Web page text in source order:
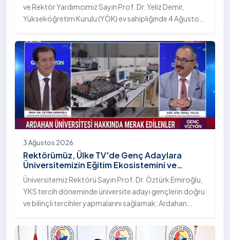
ve Rektör Yardımcımız Sayın Prof. Dr. Yeliz Demir,
Yükseköğretim Kurulu (YÖK) ev sahipliğinde 4 Ağustos
Bilim Diplomasisi: Akademi Lansmanı” programına
katıldı.
3 Ağustos 2026
Rektörümüz, Ülke TV'de Genç Adaylara
Üniversitemizin Eğitim Ekosistemini ve
Sunduğu Nitelikli İmkânları Anlattı
Üniversitemiz Rektörü Sayın Prof. Dr. Öztürk Emiroğlu,
YKS tercih döneminde üniversite adayı gençlerin doğru
ve bilinçli tercihler yapmalarını sağlamak; Ardahan
çeşitliliğini ve nitelikli imkânlarını aktarmak üzere Ülke TV